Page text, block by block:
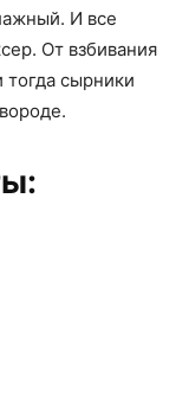
И все
От взбивания
сырники